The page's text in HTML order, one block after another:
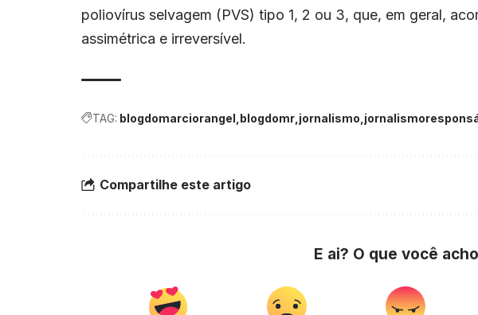
poliovírus selvagem (PVS) tipo 1, 2 ou 3, que, em geral,
assimétrica e irreversível.
TAG: blogdomarciorangel blogdomr jornalismo
Compartilhe este artigo
E ai? O que você